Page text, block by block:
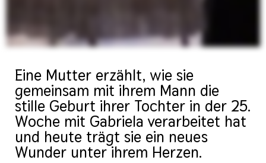
Eine Mutter erzählt, wie sie
gemeinsam mit ihrem Mann die
stille Geburt ihrer Tochter in der 25.
Woche mit Gabriela verarbeitet hat
und heute trägt sie ein neues
Wunder unter ihrem Herzen.